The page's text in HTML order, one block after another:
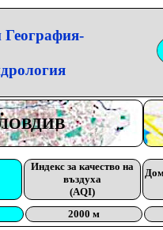
География-
Индекс за качество на
въздуха
(AQI)
2000 м